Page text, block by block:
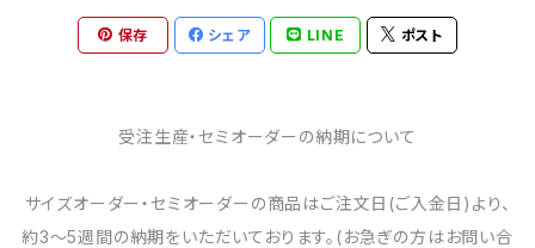
保存 シェア LINE ポスト
受注生産・セミオーダーの納期について
サイズオーダー・セミオーダーの商品はご注文日(ご入金日)より、
約3～5週間の納期をいただいております。(お急ぎの方はお問い合